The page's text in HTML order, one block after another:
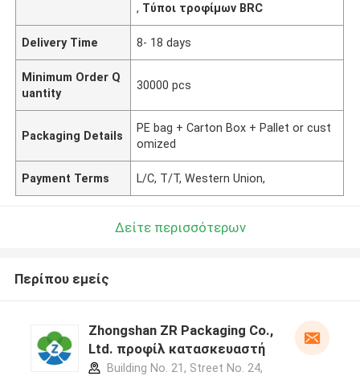
, Τύποι τροφίμων BRC
Delivery Time 8- 18 days
Minimum Order Q
uantity
30000 pcs
Packaging Details
PE bag + Carton Box + Pallet or cust
omized
Payment Terms L/C, T/T, Western Union,
Δείτε περισσότερων
Περίπου εμείς
Zhongshan ZR Packaging Co.,
Ltd. προφίλ κατασκευαστή
Building No. 21, Street No. 24,